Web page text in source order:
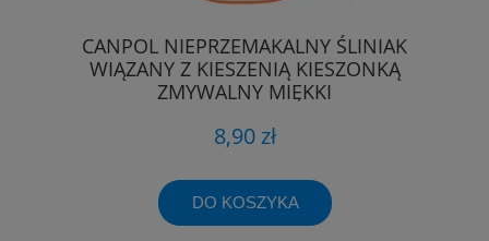
CANPOL NIEPRZEMAKALNY ŚLINIAK
WIĄZANY Z KIESZENIĄ KIESZONKĄ
ZMYWALNY MIĘKKI
8,90 zł
DO KOSZYKA